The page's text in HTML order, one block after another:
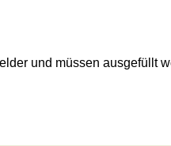
und müssen ausgefüllt